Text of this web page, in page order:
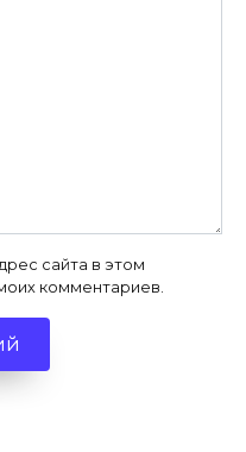
сайта в этом
комментариев.